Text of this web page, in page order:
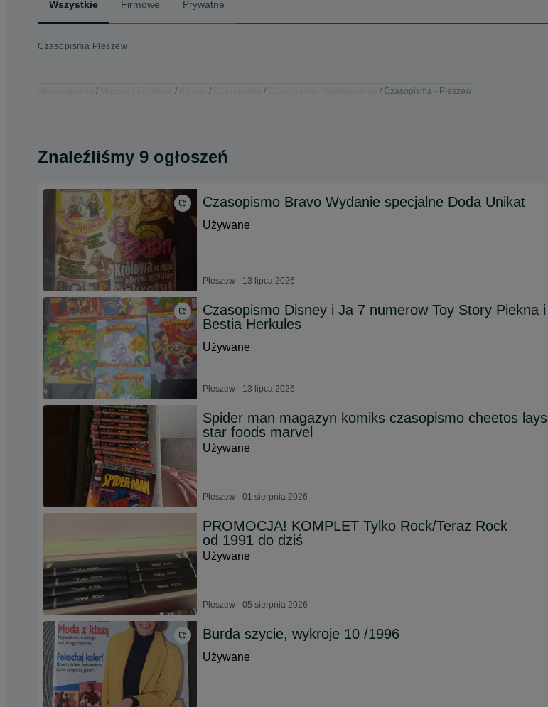
Wszystkie Firmowe Prywatne
Czasopisma Pleszew
Czasopisma - Pleszew
Znaleźliśmy 9 ogłoszeń
Czasopismo Bravo Wydanie specjalne Doda Unikat
Używane
Pleszew - 13 lipca 2026
Czasopismo Disney i Ja 7 numerow Toy Story Piekna i
Bestia Herkules
Używane
Pleszew - 13 lipca 2026
Spider man magazyn komiks czasopismo cheetos lays
star foods marvel
Używane
Pleszew - 01 sierpnia 2026
PROMOCJA! KOMPLET Tylko Rock/Teraz Rock
od 1991 do dziś
Używane
Pleszew - 05 sierpnia 2026
Burda szycie, wykroje 10 /1996
Używane